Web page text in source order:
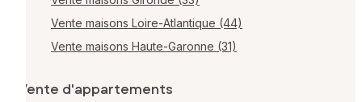
Vente maisons Loire-Atlantique (44)
Vente maisons Haute-Garonne (31)
Vente d'appartements